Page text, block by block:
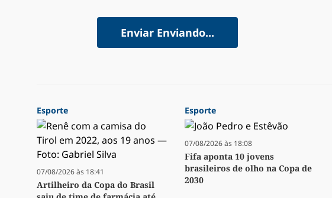
Enviar Enviando...
Esporte
07/08/2026 às 18:41
Artilheiro da Copa do Brasil
Esporte
07/08/2026 às 18:08
Fifa aponta 10 jovens
brasileiros de olho na Copa de
2030